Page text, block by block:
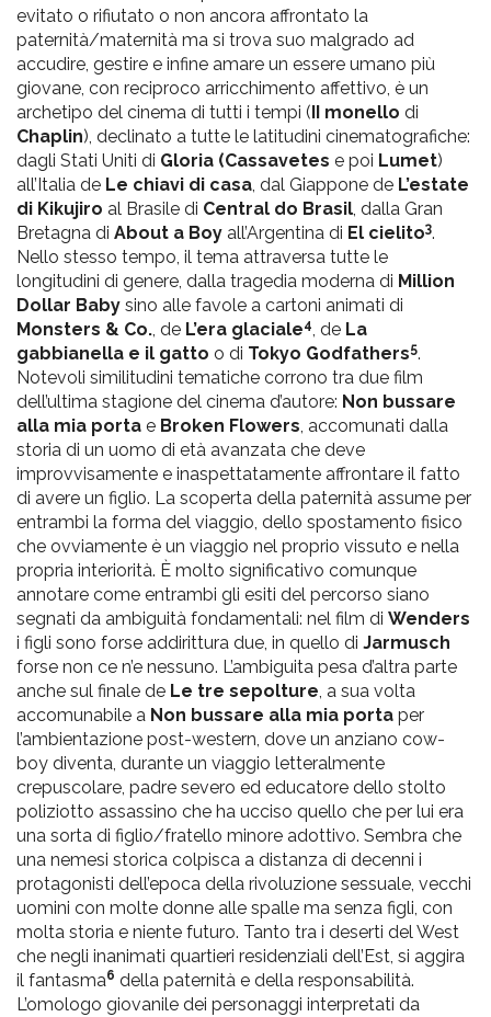
evitato o rifiutato o non ancora affrontato la
paternità/maternità ma si trova suo malgrado ad
accudire, gestire e infine amare un essere umano più
giovane, con reciproco arricchimento affettivo, è un
archetipo del cinema di tutti i tempi (II monello di
Chaplin), declinato a tutte le latitudini cinematografiche:
dagli Stati Uniti di Gloria (Cassavetes e poi Lumet)
all’Italia de Le chiavi di casa, dal Giappone de L’estate
di Kikujiro al Brasile di Central do Brasil, dalla Gran
Bretagna di About a Boy all’Argentina di El cielito3.
Nello stesso tempo, il tema attraversa tutte le
longitudini di genere, dalla tragedia moderna di Million
Dollar Baby sino alle favole a cartoni animati di
Monsters & Co., de L’era glaciale4, de La
gabbianella e il gatto o di Tokyo Godfathers5.
Notevoli similitudini tematiche corrono tra due film
dell’ultima stagione del cinema d’autore: Non bussare
alla mia porta e Broken Flowers, accomunati dalla
storia di un uomo di età avanzata che deve
improvvisamente e inaspettatamente affrontare il fatto
di avere un figlio. La scoperta della paternità assume per
entrambi la forma del viaggio, dello spostamento fisico
che ovviamente è un viaggio nel proprio vissuto e nella
propria interiorità. È molto significativo comunque
annotare come entrambi gli esiti del percorso siano
segnati da ambiguità fondamentali: nel film di Wenders
i figli sono forse addirittura due, in quello di Jarmusch
forse non ce n’e nessuno. L’ambiguita pesa d’altra parte
anche sul finale de Le tre sepolture, a sua volta
accomunabile a Non bussare alla mia porta per
l’ambientazione post-western, dove un anziano cow-
boy diventa, durante un viaggio letteralmente
crepuscolare, padre severo ed educatore dello stolto
poliziotto assassino che ha ucciso quello che per lui era
una sorta di figlio/fratello minore adottivo. Sembra che
una nemesi storica colpisca a distanza di decenni i
protagonisti dell’epoca della rivoluzione sessuale, vecchi
uomini con molte donne alle spalle ma senza figli, con
molta storia e niente futuro. Tanto tra i deserti del West
che negli inanimati quartieri residenziali dell’Est, si aggira
il fantasma6 della paternità e della responsabilità.
L’omologo giovanile dei personaggi interpretati da